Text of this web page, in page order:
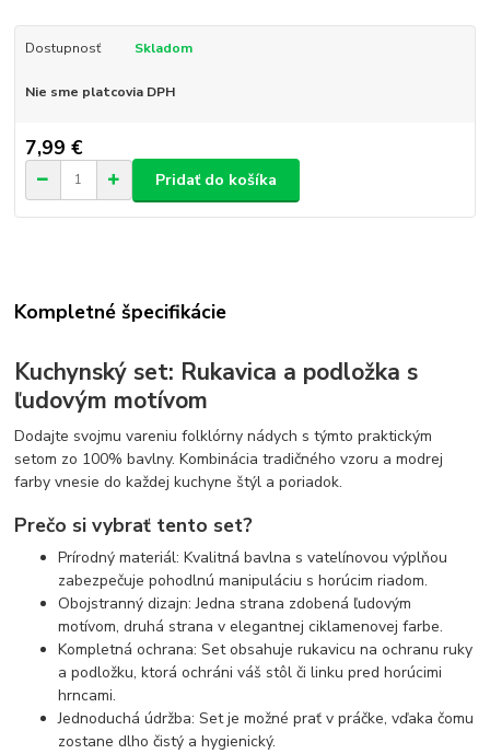
Dostupnosť Skladom
Nie sme platcovia DPH
7,99 €
Pridať do košíka
Kompletné špecifikácie
Kuchynský set: Rukavica a podložka s
ľudovým motívom
Dodajte svojmu vareniu folklórny nádych s týmto praktickým
setom zo 100% bavlny. Kombinácia tradičného vzoru a modrej
farby vnesie do každej kuchyne štýl a poriadok.
Prečo si vybrať tento set?
Prírodný materiál: Kvalitná bavlna s vatelínovou výplňou
zabezpečuje pohodlnú manipuláciu s horúcim riadom.
Obojstranný dizajn: Jedna strana zdobená ľudovým
motívom, druhá strana v elegantnej ciklamenovej farbe.
Kompletná ochrana: Set obsahuje rukavicu na ochranu ruky
a podložku, ktorá ochráni váš stôl či linku pred horúcimi
hrncami.
Jednoduchá údržba: Set je možné prať v práčke, vďaka čomu
zostane dlho čistý a hygienický.